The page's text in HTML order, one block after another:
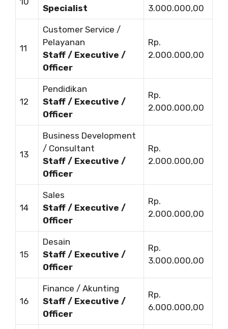
Specialist
3.000.000,00
11
Customer Service /
Pelayanan
Staff / Executive /
Officer
Rp.
2.000.000,00
12
Pendidikan
Staff / Executive /
Officer
Rp.
2.000.000,00
13
Business Development
/ Consultant
Staff / Executive /
Officer
Rp.
2.000.000,00
14
Sales
Staff / Executive /
Officer
Rp.
2.000.000,00
15
Desain
Staff / Executive /
Officer
Rp.
3.000.000,00
16
Finance / Akunting
Staff / Executive /
Officer
Rp.
6.000.000,00